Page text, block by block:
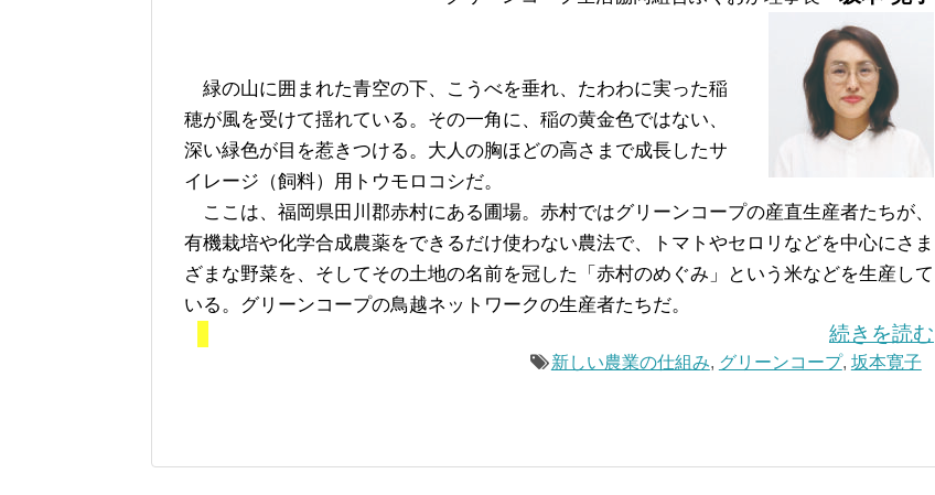
緑の山に囲まれた青空の下、こうべを垂れ、たわわに実った稲
穂が風を受けて揺れている。その一角に、稲の黄金色ではない、
深い緑色が目を惹きつける。大人の胸ほどの高さまで成長したサ
イレージ（飼料）用トウモロコシだ。
ここは、福岡県田川郡赤村にある圃場。赤村ではグリーンコープの産直生産者たちが、
有機栽培や化学合成農薬をできるだけ使わない農法で、トマトやセロリなどを中心にさま
ざまな野菜を、そしてその土地の名前を冠した「赤村のめぐみ」という米などを生産して
いる。グリーンコープの鳥越ネットワークの生産者たちだ。
続きを読む
新しい農業の仕組み, グリーンコープ, 坂本寛子